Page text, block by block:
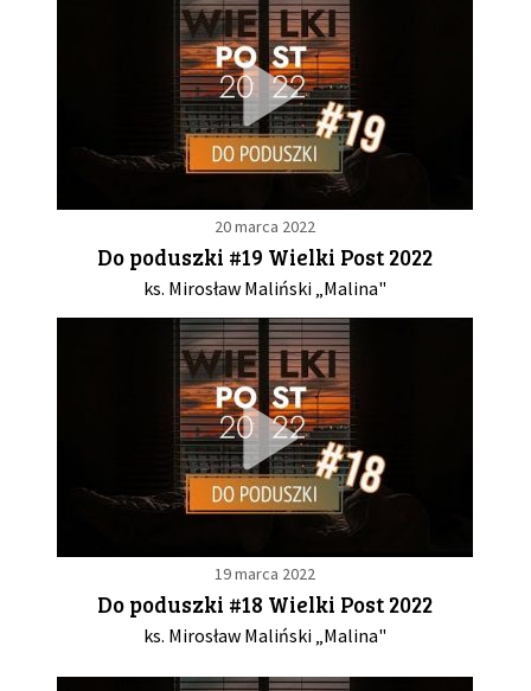
20 marca 2022
Do poduszki #19 Wielki Post 2022
ks. Mirosław Maliński „Malina"
19 marca 2022
Do poduszki #18 Wielki Post 2022
ks. Mirosław Maliński „Malina"